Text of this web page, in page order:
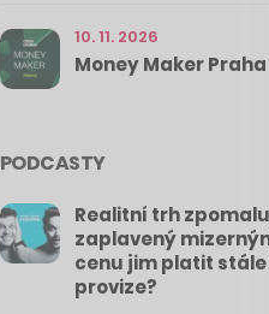
10. 11. 2026
Money Maker Praha
PODCASTY
Realitní trh
zaplavený
cenu jim platit
provize?